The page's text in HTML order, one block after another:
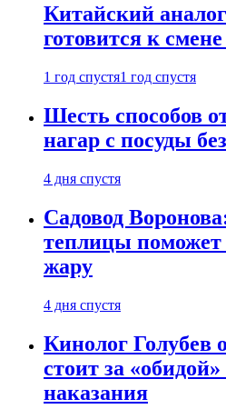
Китайский
готовится к
1 год спустя1 год спустя
Шесть способов
нагар с посуды
4 дня спустя
Садовод
теплицы поможет
жару
4 дня спустя
Кинолог Голубев
стоит за
наказания